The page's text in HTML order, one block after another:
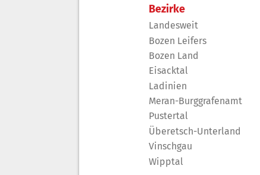
Bezirke
Landesweit
Bozen Leifers
Bozen Land
Eisacktal
Ladinien
Meran-Burggrafenamt
Pustertal
Überetsch-Unterland
Vinschgau
Wipptal